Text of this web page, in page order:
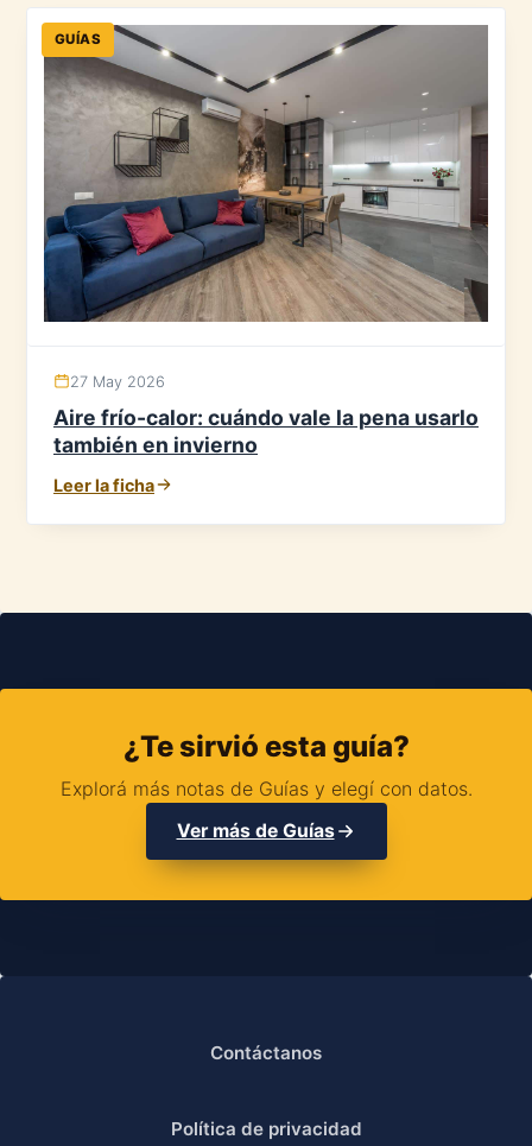
GUÍAS
27 May 2026
Aire frío-calor: cuándo vale la pena usarlo
también en invierno
Leer la ficha
¿Te sirvió esta guía?
Explorá más notas de Guías y elegí con datos.
Ver más de Guías
Contáctanos
Política de privacidad